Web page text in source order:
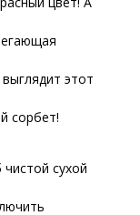
этот
сорбет!
сухой